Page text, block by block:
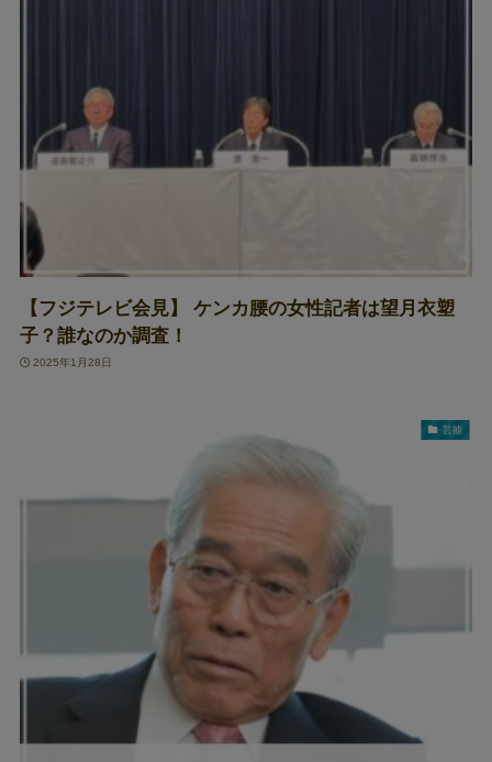
【フジテレビ会見】 ケンカ腰の女性記者は望月衣塑
子？誰なのか調査！
2025年1月28日
芸能